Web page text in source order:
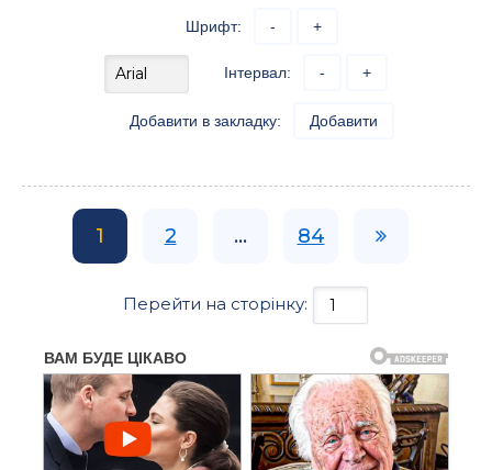
Шрифт: - +
Інтервал: - +
Добавити в закладку: Добавити
1 2 ... 84
Перейти на сторінку: